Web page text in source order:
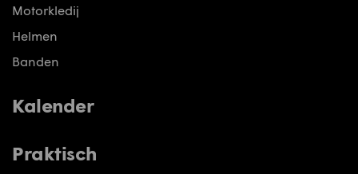
Motorkledij
Helmen
Banden
Kalender
Praktisch